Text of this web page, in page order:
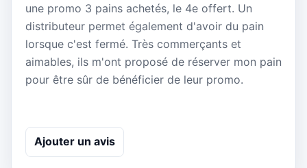
une promo 3 pains achetés, le 4e offert. Un
distributeur permet également d'avoir du pain
lorsque c'est fermé. Très commerçants et
aimables, ils m'ont proposé de réserver mon pain
pour être sûr de bénéficier de leur promo.
Ajouter un avis